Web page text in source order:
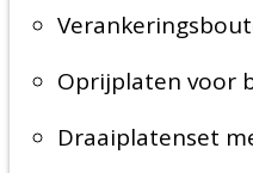
Oprijplaten voor
Draaiplatenset